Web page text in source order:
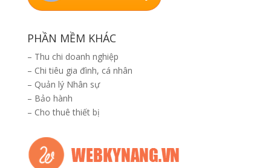
PHẦN MỀM KHÁC
– Thu chi doanh nghiệp
– Chi tiêu gia đình, cá nhân
– Quản lý Nhân sự
– Bảo hành
– Cho thuê thiết bị